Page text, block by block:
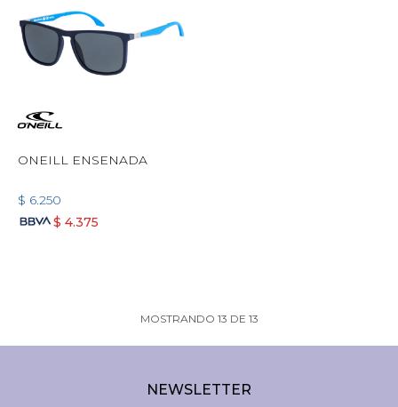
ONEILL ENSENADA
$ 6.250
$ 4.375
MOSTRANDO 13 DE 13
NEWSLETTER